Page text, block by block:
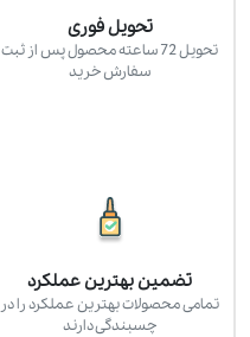
تحویل فوری
تحویل 72 ساعته محصول پس از ثبت
سفارش خرید
تضمین بهترین عملکرد
تمامی محصولات بهترین عملکرد را در
چسبندگی دارند